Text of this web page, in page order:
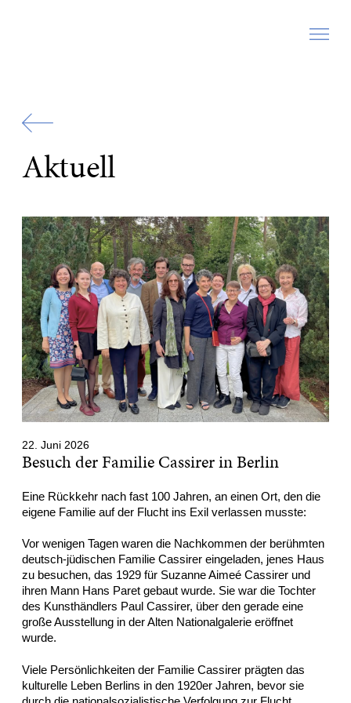
Aktuell
22. Juni 2026
Besuch der Familie Cassirer in Berlin
Eine Rückkehr nach fast 100 Jahren, an einen Ort, den die
eigene Familie auf der Flucht ins Exil verlassen musste:
Vor wenigen Tagen waren die Nachkommen der berühmten
deutsch-jüdischen Familie Cassirer eingeladen, jenes Haus
zu besuchen, das 1929 für Suzanne Aimeé Cassirer und
ihren Mann Hans Paret gebaut wurde. Sie war die Tochter
des Kunsthändlers Paul Cassirer, über den gerade eine
große Ausstellung in der Alten Nationalgalerie eröffnet
wurde.
Viele Persönlichkeiten der Familie Cassirer prägten das
kulturelle Leben Berlins in den 1920er Jahren, bevor sie